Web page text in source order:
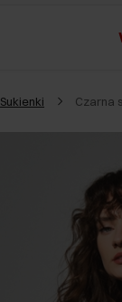
Sukienki Czarna